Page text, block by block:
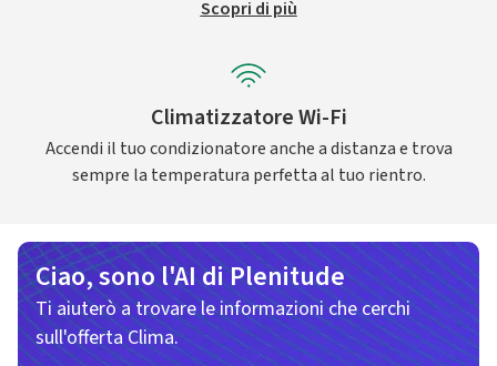
Scopri di più
Climatizzatore Wi-Fi
Accendi il tuo condizionatore anche a distanza e trova
sempre la temperatura perfetta al tuo rientro.
Ciao, sono l'AI di Plenitude
Ti aiuterò a trovare le informazioni che cerchi
sull'offerta Clima.